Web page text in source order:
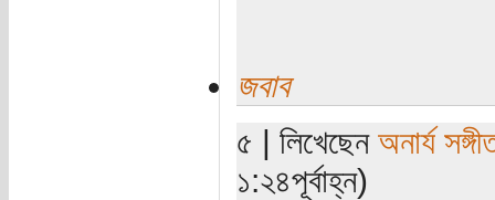
জবাব
৫ | লিখেছেন অনার্য
১:২৪পূর্বাহ্ন)